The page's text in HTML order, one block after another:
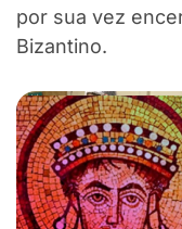
por sua vez
Bizantino.